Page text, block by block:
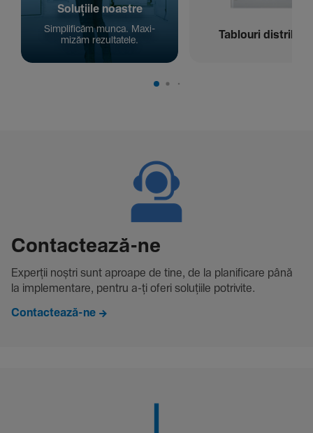
Solu­țiile noastre
Simpli­ficăm munca. Maxi­
mizăm rezul­ta­tele.
Tablouri
Contac­tează-ne
Experții noștri sunt aproape de tine, de la plani­fi­care până
la imple­men­tare, pentru a-ți oferi solu­țiile potri­vite.
Contactează-ne